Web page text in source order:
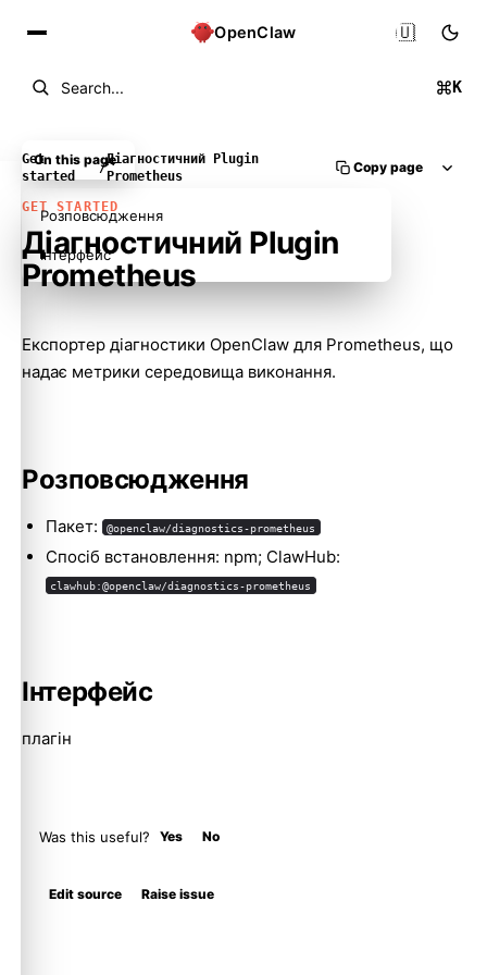
OpenClaw
Search... K
🇺🇦
Get
started
/
Діагностичний Plugin
Prometheus
Copy page
GET STARTED
Діагностичний Plugin
Prometheus
Експортер діагностики OpenClaw для Prometheus, що
надає метрики середовища виконання.
Розповсюдження
Пакет: @openclaw/diagnostics-prometheus
Спосіб встановлення: npm; ClawHub:
clawhub:@openclaw/diagnostics-prometheus
Інтерфейс
плагін
Was this useful? Yes No
Edit source Raise issue
On this page
Розповсюдження
Інтерфейс
Molty